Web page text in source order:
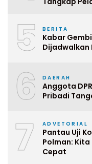
5 BERITA
Kabar
Dijadwalkan
6 DAERAH
Anggota
Pribadi
7 ADVETORIAL
Pantau Uji
Polman:
Cepat